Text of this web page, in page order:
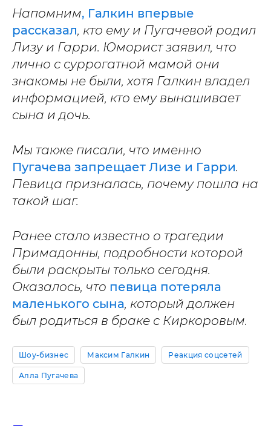
Напомним, Галкин впервые
рассказал, кто ему и Пугачевой родил
Лизу и Гарри. Юморист заявил, что
лично с суррогатной мамой они
знакомы не были, хотя Галкин владел
информацией, кто ему вынашивает
сына и дочь.
Мы также писали, что именно
Пугачева запрещает Лизе и Гарри.
Певица призналась, почему пошла на
такой шаг.
Ранее стало известно о трагедии
Примадонны, подробности которой
были раскрыты только сегодня.
Оказалось, что певица потеряла
маленького сына, который должен
был родиться в браке с Киркоровым.
Шоу-бизнес Максим Галкин Реакция соцсетей
Алла Пугачева